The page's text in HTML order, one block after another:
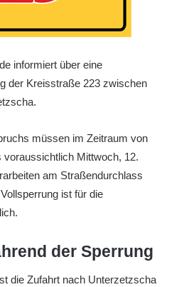
informiert über eine
der Kreisstraße 223 zwischen
müssen im Zeitraum von
voraussichtlich Mittwoch, 12.
am Straßendurchlass
ist für die
der Sperrung
die Zufahrt nach Unterzetzscha